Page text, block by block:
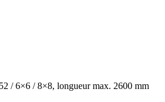
/ 6×6 / 8×8, longueur max. 2600 mm